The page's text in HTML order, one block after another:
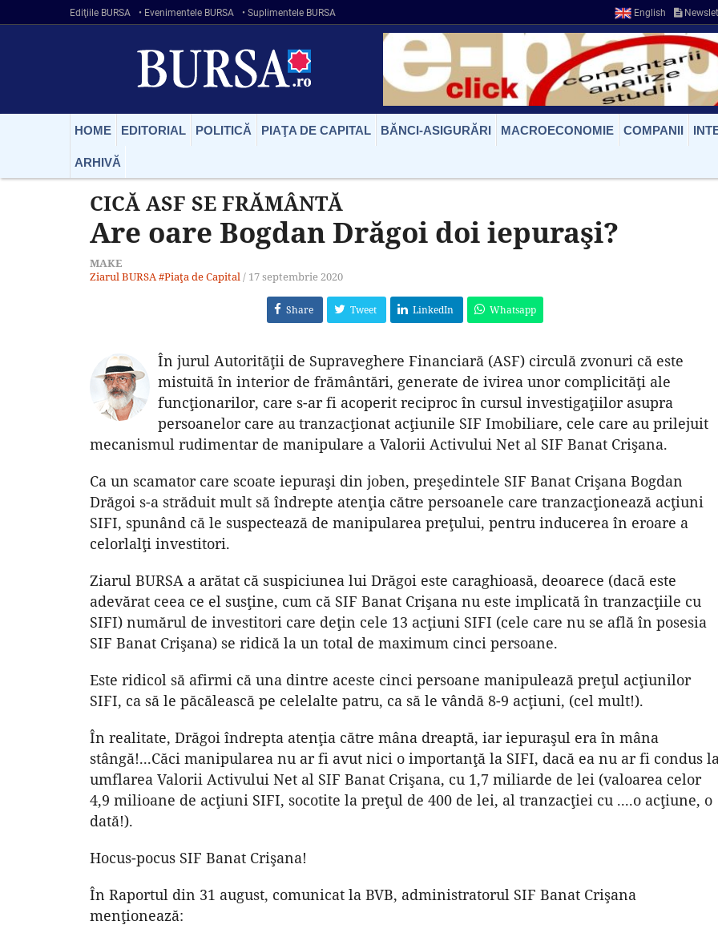
Ediţiile BURSA • Evenimentele BURSA • Suplimentele BURSA English
HOME EDITORIAL POLITICĂ PIAŢA DE CAPITAL BĂNCI-ASIGURĂRI MACROECONOMIE COMPANII
ARHIVĂ
CICĂ ASF SE FRĂMÂNTĂ
Are oare Bogdan Drăgoi doi iepuraşi?
MAKE
Ziarul BURSA #Piaţa de Capital / 17 septembrie 2020
Share Tweet LinkedIn Whatsapp
În jurul Autorităţii de Supraveghere Financiară (ASF) circulă zvonuri că este
mistuită în interior de frământări, generate de ivirea unor complicităţi ale
funcţionarilor, care s-ar fi acoperit reciproc în cursul investigaţiilor asupra
persoanelor care au tranzacţionat acţiunile SIF Imobiliare, cele care au prilejuit
mecanismul rudimentar de manipulare a Valorii Activului Net al SIF Banat Crişana.
Ca un scamator care scoate iepuraşi din joben, preşedintele SIF Banat Crişana Bogdan
Drăgoi s-a străduit mult să îndrepte atenţia către persoanele care tranzacţionează acţiuni
SIFI, spunând că le suspectează de manipularea preţului, pentru inducerea în eroare a
celorlalţi investitori.
Ziarul BURSA a arătat că suspiciunea lui Drăgoi este caraghioasă, deoarece (dacă este
adevărat ceea ce el sus­ţine, cum că SIF Banat Crişana nu este implicată în tranzacţiile cu
SIFI) numărul de investitori care deţin cele 13 acţiuni SIFI (cele care nu se află în posesia
SIF Banat Crişana) se ridică la un total de maximum cinci persoane.
Este ridicol să afirmi că una dintre aceste cinci persoane manipulează preţul acţiunilor
SIFI, ca să le păcălească pe celelalte patru, ca să le vândă 8-9 acţiuni, (cel mult!).
În realitate, Drăgoi îndrepta atenţia către mâna dreaptă, iar iepuraşul era în mâna
stângă!...Căci manipularea nu ar fi avut nici o importanţă la SIFI, dacă ea nu ar fi condus
umflarea Valorii Activului Net al SIF Banat Crişana, cu 1,7 miliarde de lei (valoarea celor
4,9 milioane de acţiuni SIFI, socotite la preţul de 400 de lei, al tranzacţiei cu ....o acţiune, o
dată!).
Hocus-pocus SIF Banat Crişana!
În Raportul din 31 august, comunicat la BVB, administratorul SIF Banat Crişana
menţionează: